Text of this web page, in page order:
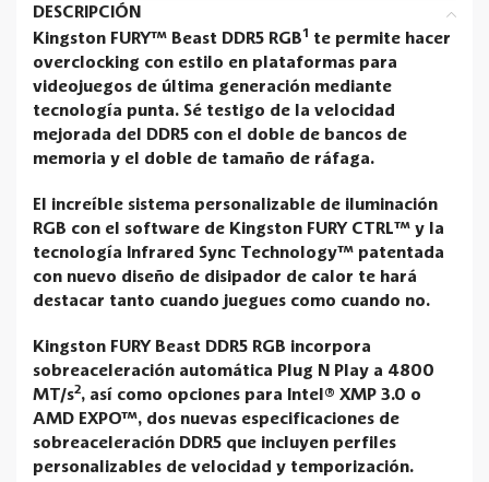
DESCRIPCIÓN
Kingston FURY™ Beast DDR5 RGB1
te permite hacer
overclocking con estilo en plataformas para
videojuegos de última generación mediante
tecnología punta. Sé testigo de la velocidad
mejorada del DDR5 con el doble de bancos de
memoria y el doble de tamaño de ráfaga.
El increíble sistema personalizable de iluminación
RGB con el software de Kingston FURY CTRL™ y la
tecnología Infrared Sync Technology™ patentada
con nuevo diseño de disipador de calor te hará
destacar tanto cuando juegues como cuando no.
Kingston FURY Beast DDR5 RGB incorpora
sobreaceleración automática Plug N Play a 4800
MT/s2, así como opciones para Intel® XMP 3.0 o
AMD EXPO™, dos nuevas especificaciones de
sobreaceleración DDR5 que incluyen perfiles
personalizables de velocidad y temporización.